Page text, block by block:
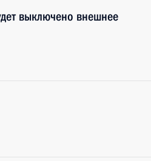
выключено внешнее